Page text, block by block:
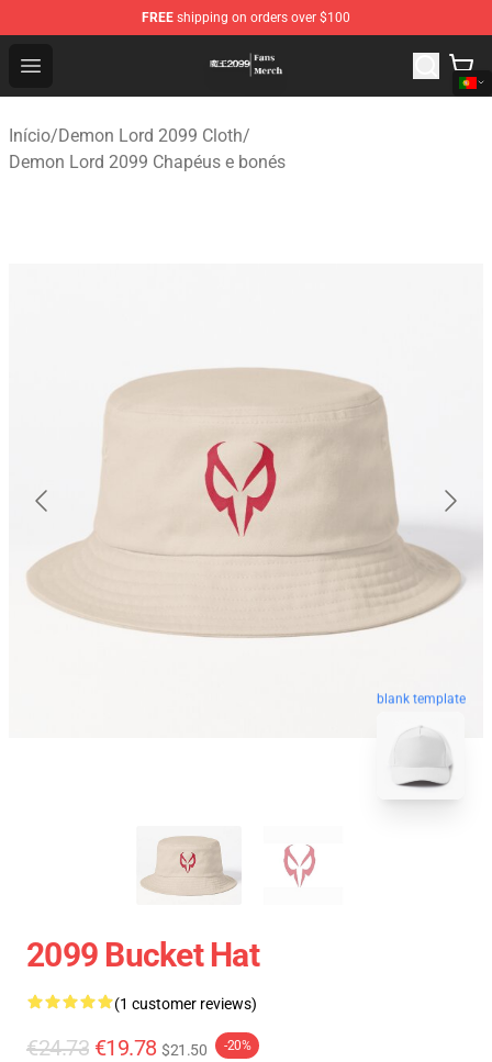
FREE shipping on orders over $100
Open menu
Demon Lord 2099 Store - Official Demon Lord 2099
Início/Demon Lord 2099 Cloth/
Demon Lord 2099 Chapéus e bonés
blank template
2099 Bucket Hat
(1 customer reviews)
€24.73 €19.78 $21.50 -20%